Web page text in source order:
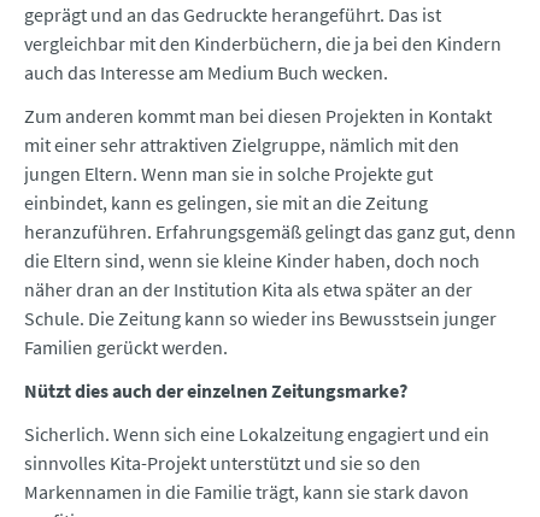
geprägt und an das Gedruckte herangeführt. Das ist
vergleichbar mit den Kinderbüchern, die ja bei den Kindern
auch das Interesse am Medium Buch wecken.
Zum anderen kommt man bei diesen Projekten in Kontakt
mit einer sehr attraktiven Zielgruppe, nämlich mit den
jungen Eltern. Wenn man sie in solche Projekte gut
einbindet, kann es gelingen, sie mit an die Zeitung
heranzuführen. Erfahrungsgemäß gelingt das ganz gut, denn
die Eltern sind, wenn sie kleine Kinder haben, doch noch
näher dran an der Institution Kita als etwa später an der
Schule. Die Zeitung kann so wieder ins Bewusstsein junger
Familien gerückt werden.
Nützt dies auch der einzelnen Zeitungsmarke?
Sicherlich. Wenn sich eine Lokalzeitung engagiert und ein
sinnvolles Kita-Projekt unterstützt und sie so den
Markennamen in die Familie trägt, kann sie stark davon